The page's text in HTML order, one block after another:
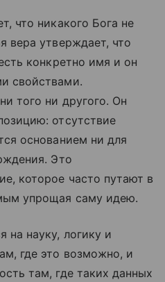
что никакого Бога не
вера утверждает, что
конкретно имя и он
свойствами.
того ни другого. Он
отсутствие
основанием ни для
Это
которое часто путают в
упрощая саму идею.
на науку, логику и
где это возможно, и
там, где таких данных